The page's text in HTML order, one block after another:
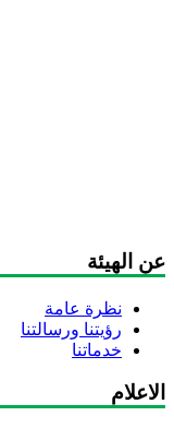
الهيئة
نظرة عامة
رؤيتنا ورسالتنا
خدماتنا